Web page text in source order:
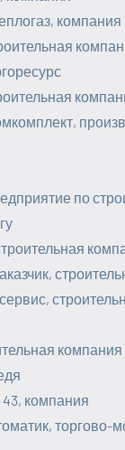
компания
по
компания
компания
торгово-